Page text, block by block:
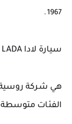
1967.
سيارة لادا LADA
الفئات متوسطة